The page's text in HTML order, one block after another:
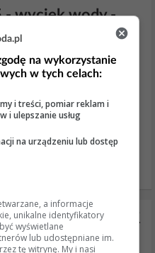
- wyciek wody -
wsuwa się wcześniej
a białym plastikiem -
ta jeszcze puszcza jeśli
ER50V - czy
na wykorzystanie
w tych celach:
i treści, pomiar reklam i
i ulepszanie usług
na urządzeniu lub dostęp
a informacje
unikalne identyfikatory
wyświetlane
lub udostępniane im.
tę witrynę. My i nasi